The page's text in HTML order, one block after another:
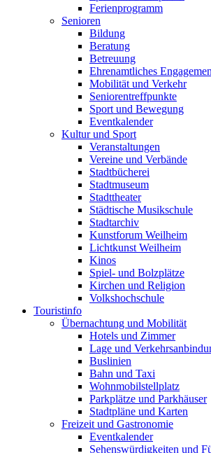
Ferienprogramm
Senioren
Bildung
Beratung
Betreuung
Ehrenamtliches
Mobilität und Verkehr
Seniorentreffpunkte
Sport und Bewegung
Eventkalender
Kultur und Sport
Veranstaltungen
Vereine und Verbände
Stadtbücherei
Stadtmuseum
Stadttheater
Städtische Musikschule
Stadtarchiv
Kunstforum Weilheim
Lichtkunst Weilheim
Kinos
Spiel- und Bolzplätze
Kirchen und Religion
Volkshochschule
Touristinfo
Übernachtung und Mobilität
Hotels und Zimmer
Lage und
Buslinien
Bahn und Taxi
Wohnmobilstellplatz
Parkplätze und Parkhäuser
Stadtpläne und Karten
Freizeit und Gastronomie
Eventkalender
Sehenswürdigkeiten und